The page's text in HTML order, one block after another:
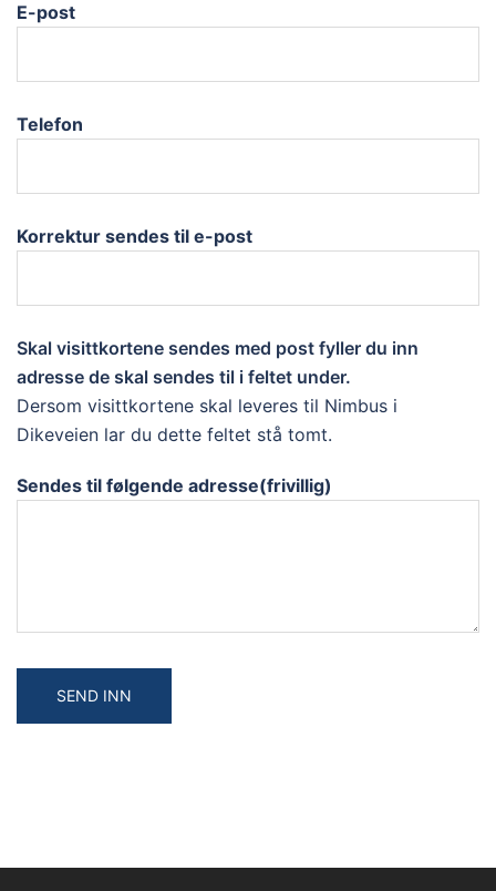
E-post
Telefon
Korrektur sendes til e-post
Skal visittkortene sendes med post fyller du inn
adresse de skal sendes til i feltet under.
Dersom visittkortene skal leveres til Nimbus i
Dikeveien lar du dette feltet stå tomt.
Sendes til følgende adresse(frivillig)